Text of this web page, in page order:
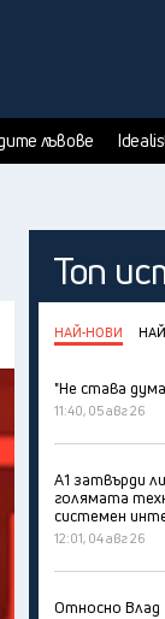
лъвове
Топ
НАЙ-НОВИ
"Не става
11:40, 05 авг 26
А1 затвърди
голямата
системен
12:01, 04 авг 26
Относно Влад